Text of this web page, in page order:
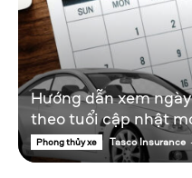
Hướng dẫn xem
theo tuổi cập nhật
Phong thủy xe Tasco Insurance